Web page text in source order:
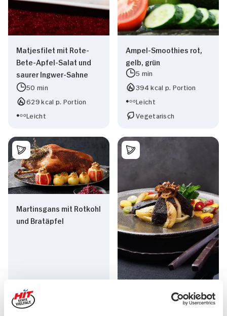
Matjesfilet mit Rote-
Bete-Apfel-Salat und
saurer Ingwer-Sahne
50 min
629 kcal p. Portion
Leicht
Ampel-Smoothies rot,
gelb, grün
5 min
394 kcal p. Portion
Leicht
Vegetarisch
Martinsgans mit Rotkohl
und Bratäpfel
Himmel und Erde